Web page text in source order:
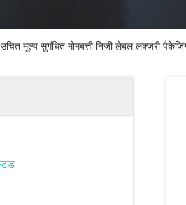
उचित मूल्य सुगंधित मोमबत्ती निजी लेबल लक्जरी